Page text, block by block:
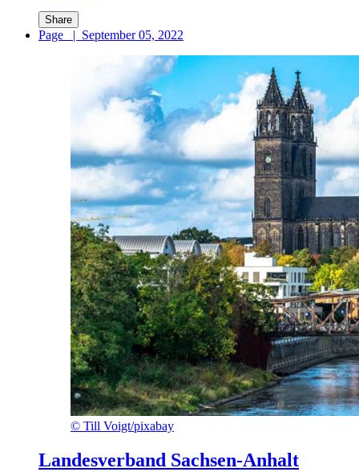
Share
Page | September 05, 2022
© Till Voigt/pixabay
Landesverband Sachsen-Anhalt